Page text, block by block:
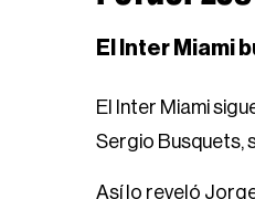
El Inter Miami
El Inter Miami
Sergio Busquets,
Así lo reveló